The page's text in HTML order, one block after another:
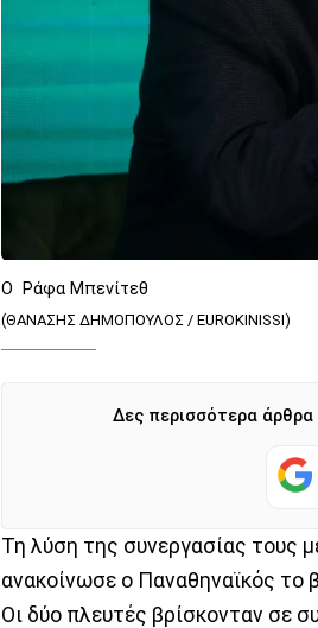
Ο Ράφα Μπενίτεθ
(ΘΑΝΑΣΗΣ ΔΗΜΟΠΟΥΛΟΣ / EUROKINISSI)
Δες περισσότερα άρθρα
Τη λύση της συνεργασίας τους
ανακοίνωσε ο Παναθηναϊκός
Οι δύο πλευτές βρίσκονταν σε